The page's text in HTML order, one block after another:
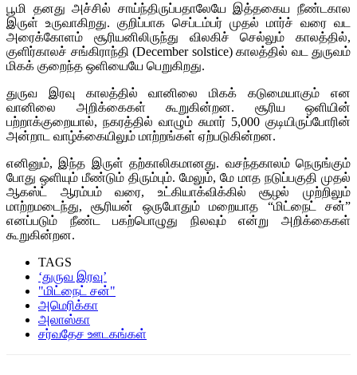
பூமி தனது அச்சில் சாய்ந்திருப்பதாலேயே இத்தகைய நீண்டகால
இருள் உருவாகிறது. குறிப்பாக செப்டம்பர் முதல் மார்ச் வரை வட
அரைக்கோளம் சூரியனிலிருந்து விலகிச் செல்லும் காலத்தில்,
குளிர்காலச் சங்கிராந்தி (December solstice) காலத்தில் வட துருவம்
மிகக் குறைந்த ஒளியையே பெறுகிறது.
துருவ இரவு காலத்தில் வானிலை மிகக் கடுமையாகும் என
வானிலை அறிக்கைகள் கூறுகின்றன. சூரிய ஒளியின்
பற்றாக்குறையால், நகரத்தில் வாழும் சுமார் 5,000 குடியிருப்போரின்
அன்றாட வாழ்க்கையிலும் மாற்றங்கள் ஏற்படுகின்றன.
எனினும், இந்த இருள் தற்காலிகமானது. வசந்தகாலம் நெருங்கும்
போது ஒளியும் மீண்டும் திரும்பும். மேலும், மே மாத நடுப்பகுதி முதல்
ஆகஸ்ட் ஆரம்பம் வரை, உட்கியாக்விக்கில் சூழல் முற்றிலும்
மாற்றமடைந்து, சூரியன் ஒருபோதும் மறையாத “மிட்நைட் சன்”
எனப்படும் நீண்ட பகற்பொழுது நிலவும் என்று அறிக்கைகள்
கூறுகின்றன.
TAGS
‘துருவ இரவு’
"மிட்நைட் சன்"
அமெரிக்கா
அலாஸ்கா
சர்வதேச ஊடகங்கள்